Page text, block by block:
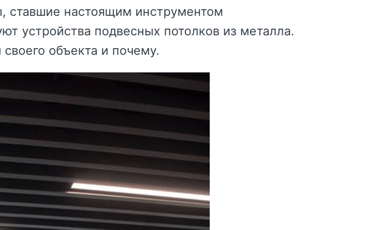
ставшие настоящим инструментом
устройства подвесных потолков из металла.
объекта и почему.